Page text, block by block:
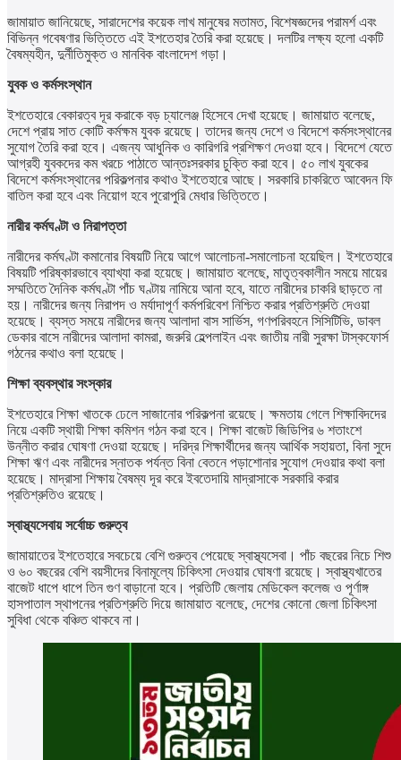
জামায়াত জানিয়েছে, সারাদেশের কয়েক লাখ মানুষের মতামত, বিশেষজ্ঞদের পরামর্শ এবং
বিভিন্ন গবেষণার ভিত্তিতে এই ইশতেহার তৈরি করা হয়েছে। দলটির লক্ষ্য হলো একটি
বৈষম্যহীন, দুর্নীতিমুক্ত ও মানবিক বাংলাদেশ গড়া।
যুবক ও কর্মসংস্থান
ইশতেহারে বেকারত্ব দূর করাকে বড় চ্যালেঞ্জ হিসেবে দেখা হয়েছে। জামায়াত বলেছে,
দেশে প্রায় সাত কোটি কর্মক্ষম যুবক রয়েছে। তাদের জন্য দেশে ও বিদেশে কর্মসংস্থানের
সুযোগ তৈরি করা হবে। এজন্য আধুনিক ও কারিগরি প্রশিক্ষণ দেওয়া হবে। বিদেশে যেতে
আগ্রহী যুবকদের কম খরচে পাঠাতে আন্তঃসরকার চুক্তি করা হবে। ৫০ লাখ যুবকের
বিদেশে কর্মসংস্থানের পরিকল্পনার কথাও ইশতেহারে আছে। সরকারি চাকরিতে আবেদন ফি
বাতিল করা হবে এবং নিয়োগ হবে পুরোপুরি মেধার ভিত্তিতে।
নারীর কর্মঘণ্টা ও নিরাপত্তা
নারীদের কর্মঘণ্টা কমানোর বিষয়টি নিয়ে আগে আলোচনা-সমালোচনা হয়েছিল। ইশতেহারে
বিষয়টি পরিষ্কারভাবে ব্যাখ্যা করা হয়েছে। জামায়াত বলেছে, মাতৃত্বকালীন সময়ে মায়ের
সম্মতিতে দৈনিক কর্মঘণ্টা পাঁচ ঘণ্টায় নামিয়ে আনা হবে, যাতে নারীদের চাকরি ছাড়তে না
হয়। নারীদের জন্য নিরাপদ ও মর্যাদাপূর্ণ কর্মপরিবেশ নিশ্চিত করার প্রতিশ্রুতি দেওয়া
হয়েছে। ব্যস্ত সময়ে নারীদের জন্য আলাদা বাস সার্ভিস, গণপরিবহনে সিসিটিভি, ডাবল
ডেকার বাসে নারীদের আলাদা কামরা, জরুরি হেল্পলাইন এবং জাতীয় নারী সুরক্ষা টাস্কফোর্স
গঠনের কথাও বলা হয়েছে।
শিক্ষা ব্যবস্থার সংস্কার
ইশতেহারে শিক্ষা খাতকে ঢেলে সাজানোর পরিকল্পনা রয়েছে। ক্ষমতায় গেলে শিক্ষাবিদদের
নিয়ে একটি স্থায়ী শিক্ষা কমিশন গঠন করা হবে। শিক্ষা বাজেট জিডিপির ৬ শতাংশে
উন্নীত করার ঘোষণা দেওয়া হয়েছে। দরিদ্র শিক্ষার্থীদের জন্য আর্থিক সহায়তা, বিনা সুদে
শিক্ষা ঋণ এবং নারীদের স্নাতক পর্যন্ত বিনা বেতনে পড়াশোনার সুযোগ দেওয়ার কথা বলা
হয়েছে। মাদ্রাসা শিক্ষায় বৈষম্য দূর করে ইবতেদায়ি মাদ্রাসাকে সরকারি করার
প্রতিশ্রুতিও রয়েছে।
স্বাস্থ্যসেবায় সর্বোচ্চ গুরুত্ব
জামায়াতের ইশতেহারে সবচেয়ে বেশি গুরুত্ব পেয়েছে স্বাস্থ্যসেবা। পাঁচ বছরের নিচে শিশু
ও ৬০ বছরের বেশি বয়সীদের বিনামূল্যে চিকিৎসা দেওয়ার ঘোষণা রয়েছে। স্বাস্থ্যখাতের
বাজেট ধাপে ধাপে তিন গুণ বাড়ানো হবে। প্রতিটি জেলায় মেডিকেল কলেজ ও পূর্ণাঙ্গ
হাসপাতাল স্থাপনের প্রতিশ্রুতি দিয়ে জামায়াত বলেছে, দেশের কোনো জেলা চিকিৎসা
সুবিধা থেকে বঞ্চিত থাকবে না।